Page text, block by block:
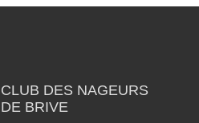
CLUB DES NAGEURS
DE BRIVE